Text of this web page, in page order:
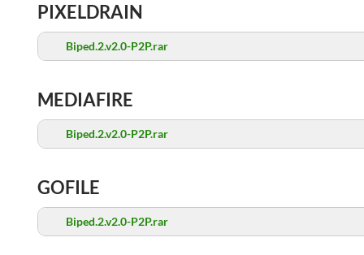
PIXELDRAIN
Biped.2.v2.0-P2P.rar
MEDIAFIRE
Biped.2.v2.0-P2P.rar
GOFILE
Biped.2.v2.0-P2P.rar